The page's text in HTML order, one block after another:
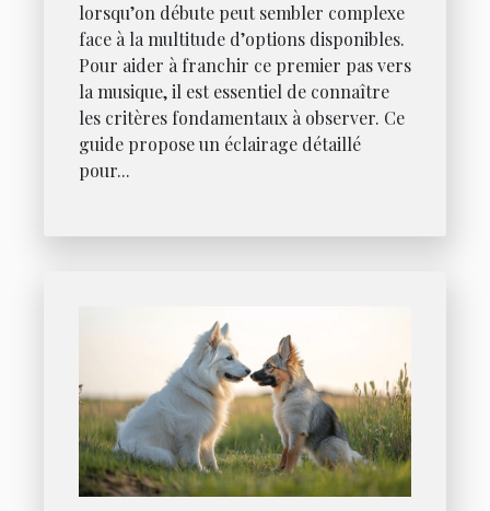
lorsqu’on débute peut sembler complexe
face à la multitude d’options disponibles.
Pour aider à franchir ce premier pas vers
la musique, il est essentiel de connaître
les critères fondamentaux à observer. Ce
guide propose un éclairage détaillé
pour...